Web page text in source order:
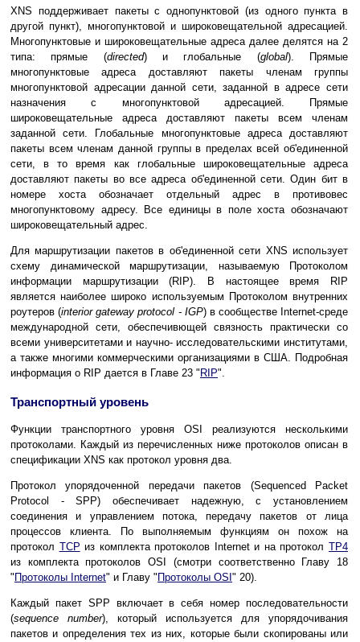
XNS поддерживает пакеты с однопунктовой (из одного пункта в
другой пункт), многопунктовой и широковещательной адресацией.
Многопунктовые и широковещательные адреса далее делятся на 2
типа: прямые (directed) и глобальные (global). Прямые
многопунктовые адреса доставляют пакеты членам группы
многопунктовой адресации данной сети, заданной в адресе сети
назначения с многопунктовой адресацией. Прямые
широковещательные адреса доставляют пакеты всем членам
заданной сети. Глобальные многопунктовые адреса доставляют
пакеты всем членам данной группы в пределах всей об'единенной
сети, в то время как глобальные широковещательные адреса
доставляют пакеты во все адреса об'единенной сети. Один бит в
номере хоста обозначает отдельный адрес в противовес
многопунктовому адресу. Все единицы в поле хоста обозначают
широковещательный адрес.
Для маршрутизации пакетов в об'единенной сети XNS использует
схему динамической маршрутизации, называемую Протоколом
информации маршрутизации (RIP). В настоящее время RIP
является наиболее широко используемым Протоколом внутренних
роутеров (interior gateway protocol - IGP) в сообществе Internet-среде
международной сети, обеспечивющей связность практически со
всеми университетами и научно- исследовательскими институтами,
а также многими коммерческими организациями в США. Подробная
информация о RIP дается в Главе 23 " RIP".
Транспортный уровень
Функции транспортного уровня OSI реализуются несколькими
протоколами. Каждый из перечисленных ниже протоколов описан в
спецификации ХNS как протокол уровня два.
Протокол упорядоченной передачи пакетов (Sequenced Packet
Protocol - SPP) обеспечивает надежную, с установлением
соединения и управлением потока, передачу пакетов от лица
процессов клиента. По выполняемым функциям он похож на
протокол TСР из комплекта протоколов Internet и на протоколТР4
из комплекта протоколов OSI (смотри соответственно Главу 18
" Протоколы Internet" и Главу " Протоколы OSI " 20).
Каждый пакет SPP включает в себя номер последовательности
(sequence number), который используется для упорядочивания
пакетов и определения тех из них, которые были скопированы или